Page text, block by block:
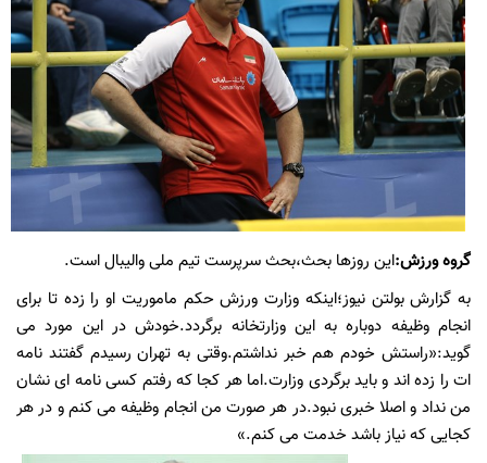
گروه ورزش:این روزها بحث،بحث سرپرست تیم ملی والیبال است.
به گزارش بولتن نیوز؛اینکه وزارت ورزش حکم ماموریت او را زده تا برای
انجام وظیفه دوباره به این وزارتخانه برگردد.خودش در این مورد می
گوید:«راستش خودم هم خبر نداشتم.وقتی به تهران رسیدم گفتند نامه
ات را زده اند و باید برگردی وزارت.اما هر کجا که رفتم کسی نامه ای نشان
من نداد و اصلا خبری نبود.در هر صورت من انجام وظیفه می کنم و در هر
کجایی که نیاز باشد خدمت می کنم.»